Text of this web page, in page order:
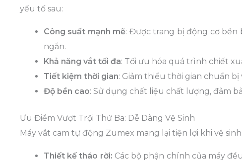
yếu tố sau:
Công suất mạnh mẽ: Được trang bị động cơ bền
ngắn.
Khả năng vắt tối đa: Tối ưu hóa quá trình chiết
Tiết kiệm thời gian: Giảm thiểu thời gian chuẩn
Độ bền cao: Sử dụng chất liệu chất lượng, đảm
Ưu Điểm Vượt Trội Thứ Ba: Dễ Dàng Vệ Sinh
Máy vắt cam tự động Zumex mang lại tiện lợi khi vệ
Thiết kế tháo rời: Các bộ phận chính của máy